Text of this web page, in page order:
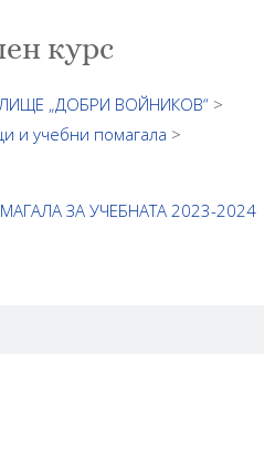
курс
„ДОБРИ ВОЙНИКОВ“ >
и учебни помагала >
ЗА УЧЕБНАТА 2023-2024